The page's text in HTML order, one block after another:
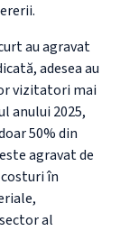
au agravat
adesea au
vizitatori mai
anului 2025,
50% din
agravat de
în
al